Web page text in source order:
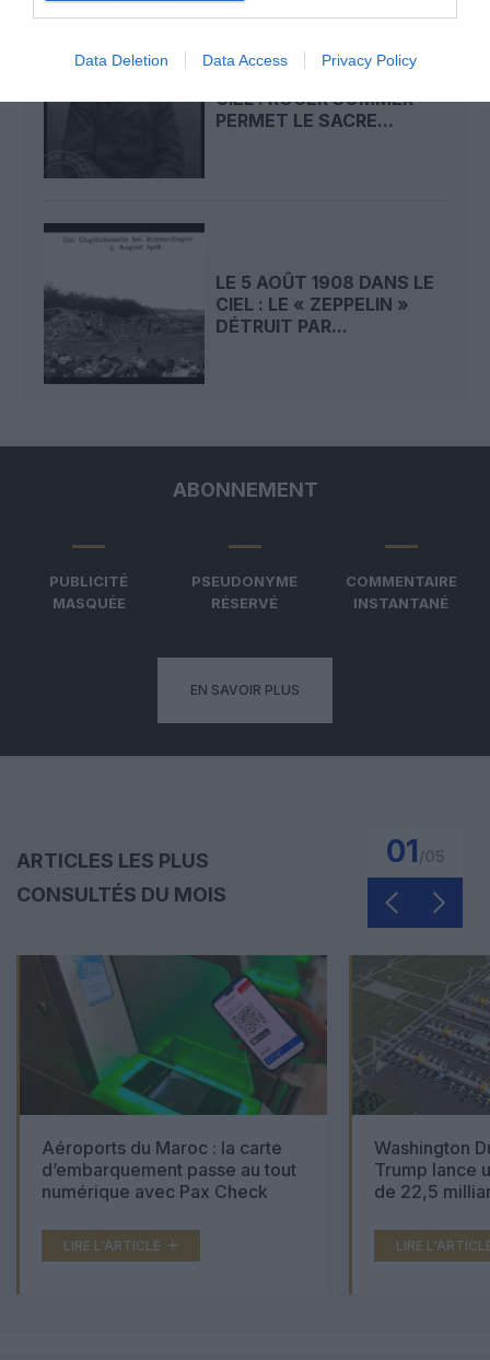
Data Deletion Data Access Privacy Policy
LE 6 AOÛT 1909 DANS LE
CIEL : ROGER SOMMER
PERMET LE SACRE...
LE 5 AOÛT 1908 DANS LE
CIEL : LE « ZEPPELIN »
DÉTRUIT PAR...
ABONNEMENT
PUBLICITÉ
MASQUÉE
PSEUDONYME
RÉSERVÉ
COMMENTAIRE
INSTANTANÉ
EN SAVOIR PLUS
ARTICLES LES PLUS
CONSULTÉS DU MOIS
01
Aéroports du Maroc : la carte
d’embarquement passe au tout
numérique avec Pax Check
LIRE L'ARTICLE
Washington
Trump lance
de 22,5
LIRE